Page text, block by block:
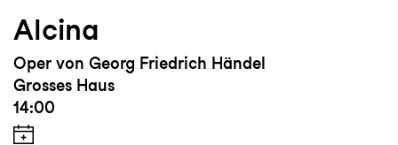
Alcina
Oper von Georg Friedrich Händel
Grosses Haus
14:00